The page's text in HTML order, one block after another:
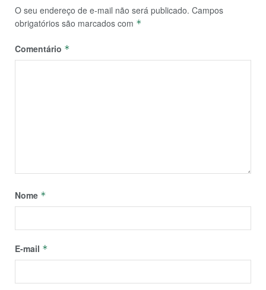
O seu endereço de e-mail não será publicado. Campos
obrigatórios são marcados com *
Comentário *
Nome *
E-mail *